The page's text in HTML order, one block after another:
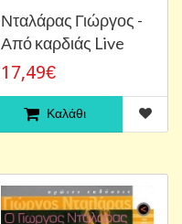
Νταλάρας Γιώργος -
Από καρδιάς Live
17,49€
Καλάθι